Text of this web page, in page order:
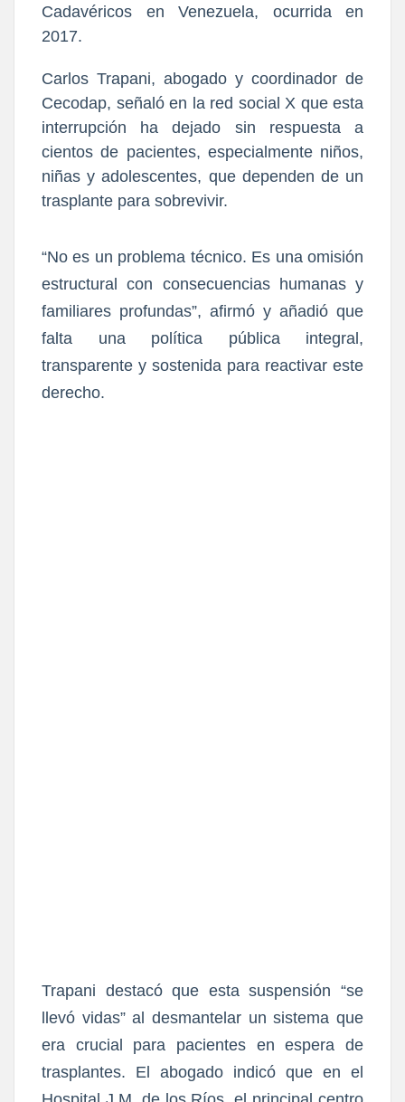
Cadavéricos en Venezuela, ocurrida en
2017.
Carlos Trapani, abogado y coordinador de
Cecodap, señaló en la red social X que esta
interrupción ha dejado sin respuesta a
cientos de pacientes, especialmente niños,
niñas y adolescentes, que dependen de un
trasplante para sobrevivir.
“No es un problema técnico. Es una omisión
estructural con consecuencias humanas y
familiares profundas”, afirmó y añadió que
falta una política pública integral,
transparente y sostenida para reactivar este
derecho.
Trapani destacó que esta suspensión “se
llevó vidas” al desmantelar un sistema que
era crucial para pacientes en espera de
trasplantes. El abogado indicó que en el